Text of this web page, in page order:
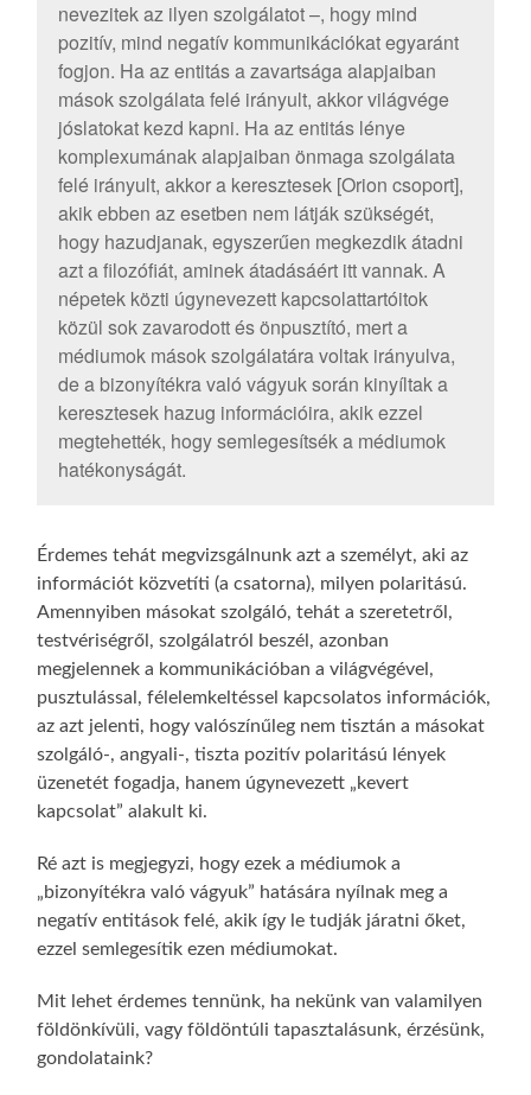
nevezitek az ilyen szolgálatot –, hogy mind
pozitív, mind negatív kommunikációkat egyaránt
fogjon. Ha az entitás a zavartsága alapjaiban
mások szolgálata felé irányult, akkor világvége
jóslatokat kezd kapni. Ha az entitás lénye
komplexumának alapjaiban önmaga szolgálata
felé irányult, akkor a keresztesek [Orion csoport],
akik ebben az esetben nem látják szükségét,
hogy hazudjanak, egyszerűen megkezdik átadni
azt a filozófiát, aminek átadásáért itt vannak. A
népetek közti úgynevezett kapcsolattartóitok
közül sok zavarodott és önpusztító, mert a
médiumok mások szolgálatára voltak irányulva,
de a bizonyítékra való vágyuk során kinyíltak a
keresztesek hazug információira, akik ezzel
megtehették, hogy semlegesítsék a médiumok
hatékonyságát.
Érdemes tehát megvizsgálnunk azt a személyt, aki az
információt közvetíti (a csatorna), milyen polaritású.
Amennyiben másokat szolgáló, tehát a szeretetről,
testvériségről, szolgálatról beszél, azonban
megjelennek a kommunikációban a világvégével,
pusztulással, félelemkeltéssel kapcsolatos információk,
az azt jelenti, hogy valószínűleg nem tisztán a másokat
szolgáló-, angyali-, tiszta pozitív polaritású lények
üzenetét fogadja, hanem úgynevezett „kevert
kapcsolat” alakult ki.
Ré azt is megjegyzi, hogy ezek a médiumok a
„bizonyítékra való vágyuk” hatására nyílnak meg a
negatív entitások felé, akik így le tudják járatni őket,
ezzel semlegesítik ezen médiumokat.
Mit lehet érdemes tennünk, ha nekünk van valamilyen
földönkívüli, vagy földöntúli tapasztalásunk, érzésünk,
gondolataink?